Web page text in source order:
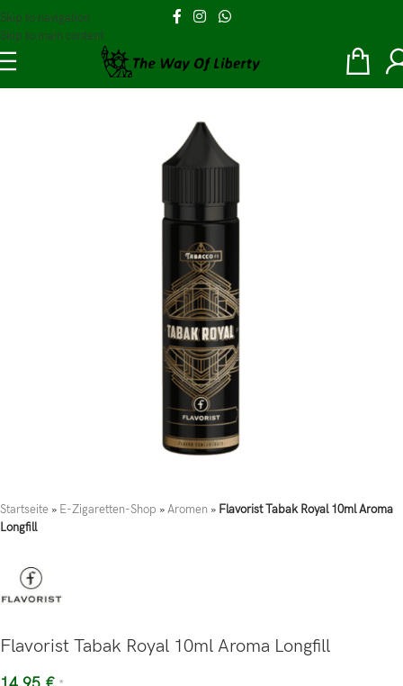
Skip to navigation
Skip to main content
Startseite » E-Zigaretten-Shop »Aromen » Flavorist Tabak Royal 10ml Aroma
Longfill
Flavorist Tabak Royal 10ml Aroma Longfill